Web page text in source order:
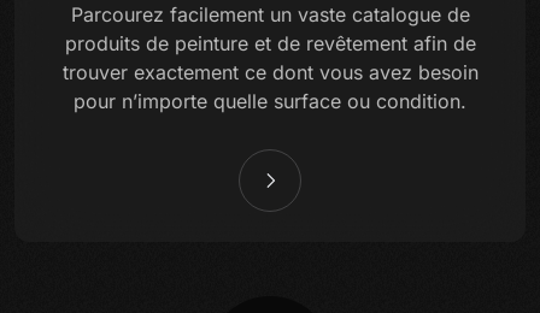
Parcourez facilement un vaste catalogue de
produits de peinture et de revêtement afin de
trouver exactement ce dont vous avez besoin
pour n’importe quelle surface ou condition.